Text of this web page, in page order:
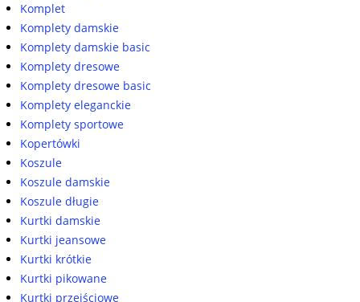
Komplet
Komplety damskie
Komplety damskie basic
Komplety dresowe
Komplety dresowe basic
Komplety eleganckie
Komplety sportowe
Kopertówki
Koszule
Koszule damskie
Koszule długie
Kurtki damskie
Kurtki jeansowe
Kurtki krótkie
Kurtki pikowane
Kurtki przejściowe